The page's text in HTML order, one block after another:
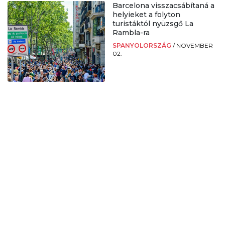
Barcelona visszacsábítaná a
helyieket a folyton
turistáktól nyüzsgő La
Rambla-ra
SPANYOLORSZÁG / NOVEMBER
02.